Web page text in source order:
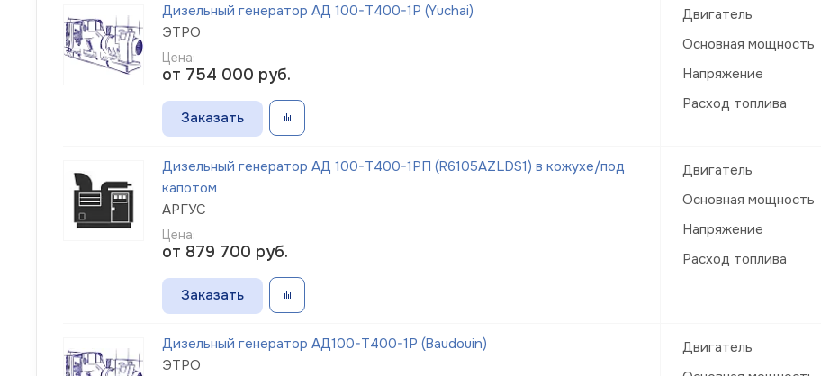
Дизельный генератор АД 100-Т400-1Р (Yuchai)
ЭТРО
Цена:
от 754 000 руб.
Заказать
Двигатель
Основная мощность
Напряжение
Расход топлива
Дизельный генератор АД 100-Т400-1РП (R6105AZLDS1) в кожухе/под
капотом
АРГУС
Цена:
от 879 700 руб.
Заказать
Двигатель
Основная мощность
Напряжение
Расход топлива
Дизельный генератор АД100-Т400-1Р (Baudouin)
ЭТРО
Двигатель